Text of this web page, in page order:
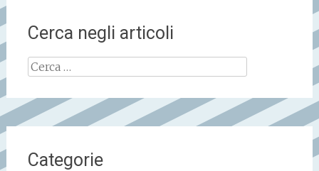
Cerca negli articoli
Ricerca
per:
Categorie